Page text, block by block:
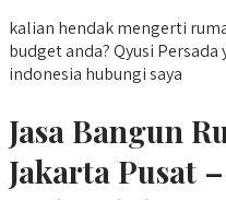
kalian hendak mengerti
budget anda? Qyusi
indonesia hubungi saya
Jasa Bangun
Jakarta Pusat